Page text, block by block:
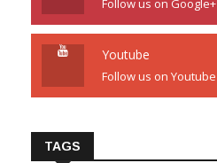
Follow us on Google+
Youtube
Follow us on Youtube
TAGS